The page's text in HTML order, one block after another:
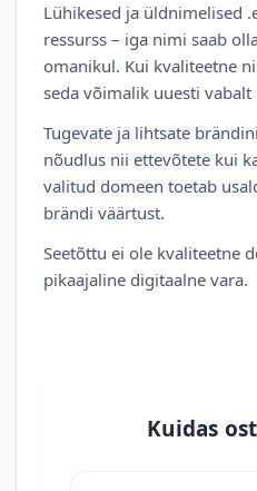
Lühikesed ja üldnimelised
ressurss – iga nimi saab
omanikul. Kui kvaliteetne
seda võimalik uuesti vabalt
Tugevate ja lihtsate
nõudlus nii ettevõtete kui
valitud domeen toetab
brändi väärtust.
Seetõttu ei ole kvaliteetne
pikaajaline digitaalne vara.
Kuidas